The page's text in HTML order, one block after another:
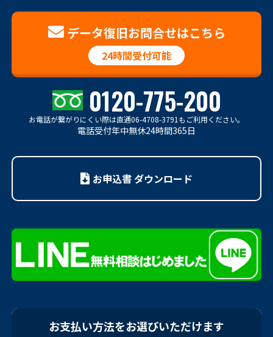
データ復旧お問合せはこちら
24時間受付可能
0120-775-200
お電話が繋がりにくい際は直通06-4708-3791もご利用ください。
電話受付年中無休24時間365日
お申込書 ダウンロード
お支払い方法をお選びいただけます